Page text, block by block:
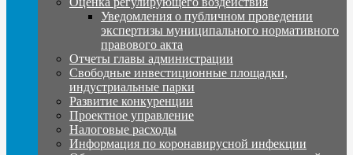
Уведомления о публичном проведении
экспертизы муниципального нормативного
правового акта
Отчеты главы администрации
Свободные инвестиционные площадки,
индустриальные парки
Развитие конкуренции
Проектное управление
Налоговые расходы
Информация по коронавирусной инфекции